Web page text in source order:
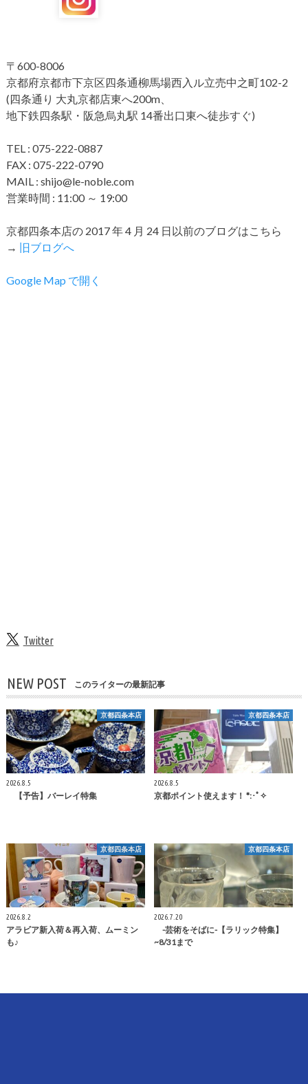
〒600-8006
京都府京都市下京区四条通柳馬場西入ル立売中之町102-2
(四条通り 大丸京都店東へ200m、
地下鉄四条駅・阪急烏丸駅 14番出口東へ徒歩すぐ)
TEL : 075-222-0887
FAX : 075-222-0790
MAIL : shijo@le-noble.com
営業時間 : 11:00 ～ 19:00
京都四条本店の 2017 年 4 月 24 日以前のブログはこちら
→
旧ブログへ
Google Map で開く
Twitter
NEW POST このライターの最新記事
京都四条本店
2026.8.5
【予告】バーレイ特集
京都四条本店
2026.8.5
京都ポイント使えます！ *:･ﾟ✧
京都四条本店
2026.8.2
アラビア新入荷＆再入荷、ムーミン
も♪
京都四条本店
2026.7.20
-芸術をそばに-【ラリック特集】
~8/31まで